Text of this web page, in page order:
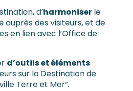
d’harmoniser le
auprès des visiteurs, et de
en lien avec l’Office de
d’outils et éléments
sur la Destination de
Terre et Mer”.